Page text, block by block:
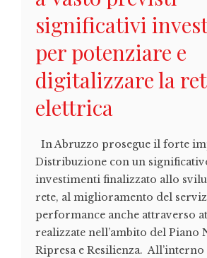
significativi
per potenziare e
digitalizzare la
elettrica
In Abruzzo prosegue il forte
Distribuzione con un
investimenti finalizzato allo
rete, al miglioramento del
performance anche attraverso
realizzate nell’ambito del Piano
Ripresa e Resilienza.